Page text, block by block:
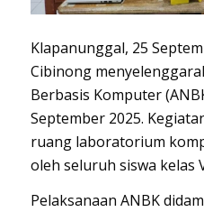
Klapanunggal, 25
Cibinong
Berbasis Komputer
September 2025.
ruang laboratorium
oleh seluruh siswa kelas
Pelaksanaan ANBK